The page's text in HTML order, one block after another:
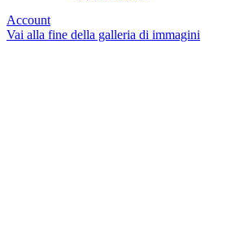
Account
Vai alla fine della galleria di immagini